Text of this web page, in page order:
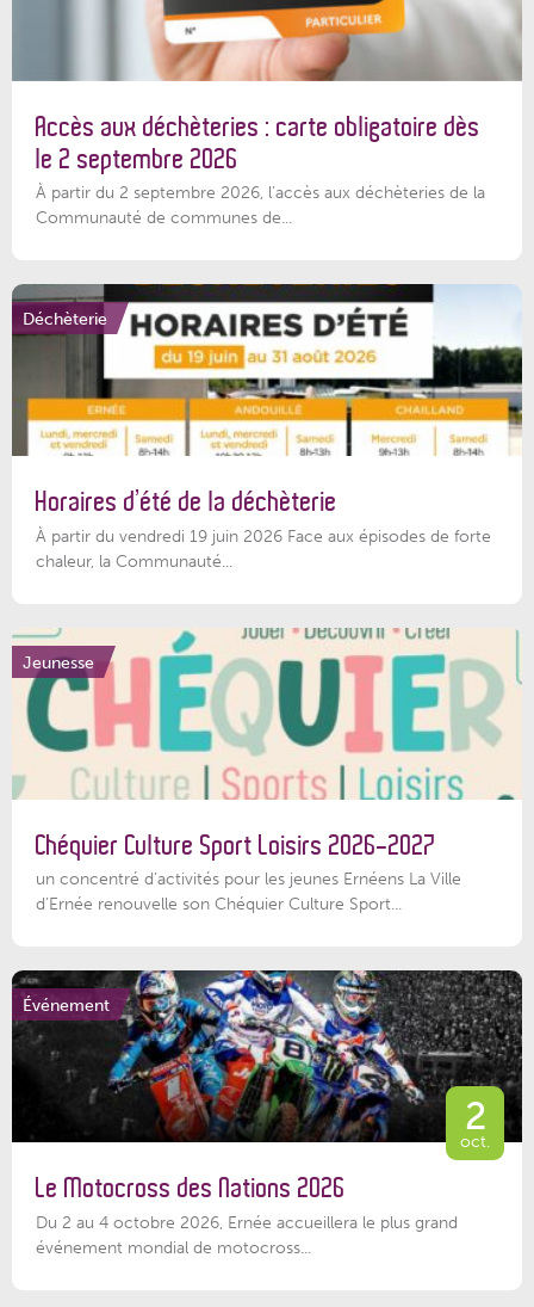
Accès aux déchèteries : carte obligatoire dès
le 2 septembre 2026
À partir du 2 septembre 2026, l’accès aux déchèteries de la
Communauté de communes de...
Déchèterie
Horaires d’été de la déchèterie
À partir du vendredi 19 juin 2026 Face aux épisodes de forte
chaleur, la Communauté...
Jeunesse
Chéquier Culture Sport Loisirs 2026-2027
un concentré d’activités pour les jeunes Ernéens La Ville
d’Ernée renouvelle son Chéquier Culture Sport...
Événement
2
oct.
Le Motocross des Nations 2026
Du 2 au 4 octobre 2026, Ernée accueillera le plus grand
événement mondial de motocross...